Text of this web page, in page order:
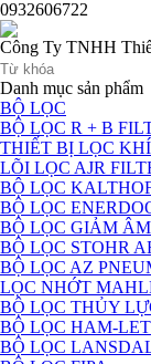
0932606722
Công Ty TNHH
Danh mục sản phẩm
BỘ LỌC
BỘ LỌC R + B
THIẾT BỊ LỌC
LÕI LỌC AJR
BỘ LỌC
BỘ LỌC
BỘ LỌC GIẢM
BỘ LỌC STOHR
BỘ LỌC AZ
LỌC NHỚT
BỘ LỌC THỦY
BỘ LỌC HAM-LET
BỘ LỌC